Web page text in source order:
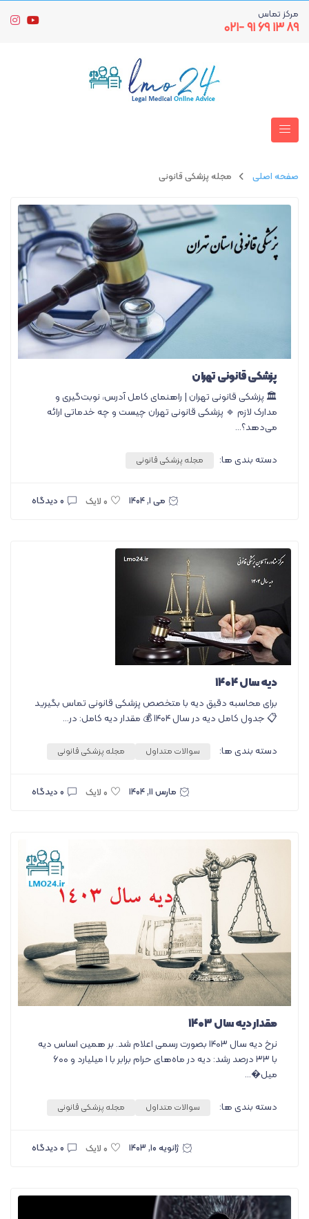
مرکز تماس
۸۹ ۱۳ ۶۹ ۹۱ -۰۲۱
صفحه اصلی مجله پزشکی قانونی
پزشکی قانونی تهران
🏛️ پزشکی قانونی تهران | راهنمای کامل آدرس، نوبت‌گیری و
مدارک لازم 🔹 پزشکی قانونی تهران چیست و چه خدماتی ارائه
می‌دهد؟...
دسته بندی ها: مجله پزشکی قانونی
می ۱, ۱۴۰۴ ۰ دیدگاه
دیه سال ۱۴۰۴
برای محاسبه دقیق دیه با متخصص پزشکی قانونی تماس بگیرید
📋 جدول کامل دیه در سال ۱۴۰۴ 💰 مقدار دیه کامل: در...
دسته بندی ها: سوالات متداول مجله پزشکی قانونی
مارس ۱۱, ۱۴۰۴ ۰ دیدگاه
مقدار دیه سال ۱۴۰۳
نرخ دیه سال ۱۴۰۳ بصورت رسمی اعلام شد. بر همین اساس دیه
با ۳۳ درصد رشد: دیه در ماه‌های حرام برابر با ۱ میلیارد و ۶۰۰
میل�...
دسته بندی ها: سوالات متداول مجله پزشکی قانونی
ژانویه ۱۰, ۱۴۰۳ ۰ دیدگاه